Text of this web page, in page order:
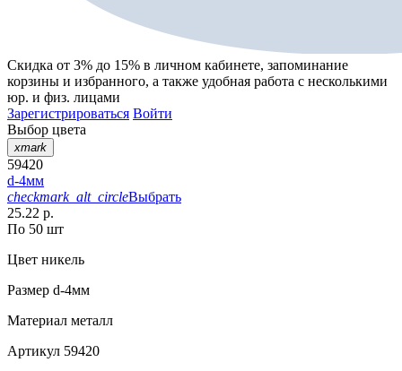
Скидка от 3% до 15% в личном кабинете, запоминание
корзины и избранного, а также удобная работа с несколькими
юр. и физ. лицами
Зарегистрироваться Войти
Выбор цвета
xmark
59420
d-4мм
checkmark_alt_circleВыбрать
25.22 р.
По 50 шт
Цвет никель
Размер d-4мм
Материал металл
Артикул 59420